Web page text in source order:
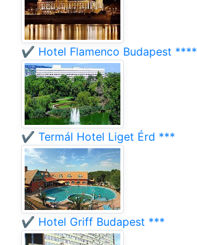
✔️ Hotel Flamenco Budapest ****
✔️ Termál Hotel Liget Érd ***
✔️ Hotel Griff Budapest ***